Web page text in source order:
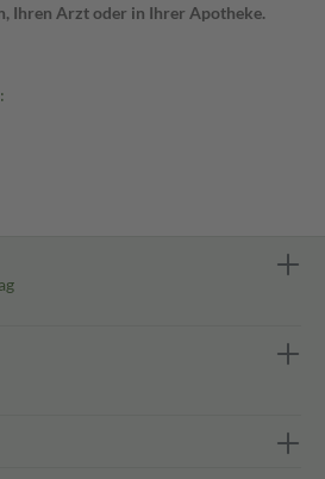
Ihren Arzt oder in Ihrer Apotheke.